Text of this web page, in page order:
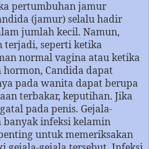
pertumbuhan jamur
(jamur) selalu hadir
jumlah kecil. Namun,
terjadi, seperti ketika
normal vagina atau ketika
Candida dapat
pada wanita dapat berupa
terbakar, keputihan. Jika
pada penis. Gejala-
banyak infeksi kelamin
untuk memeriksakan